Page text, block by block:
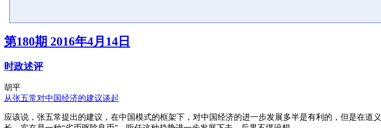
第180期 2016年4月14日
时政述评
胡平
从张五常对中国经济的建议谈起
应该说，张五常提出的建议，在中国模式的框架下，对中国经济的进一步发展多半是有利的，但是在